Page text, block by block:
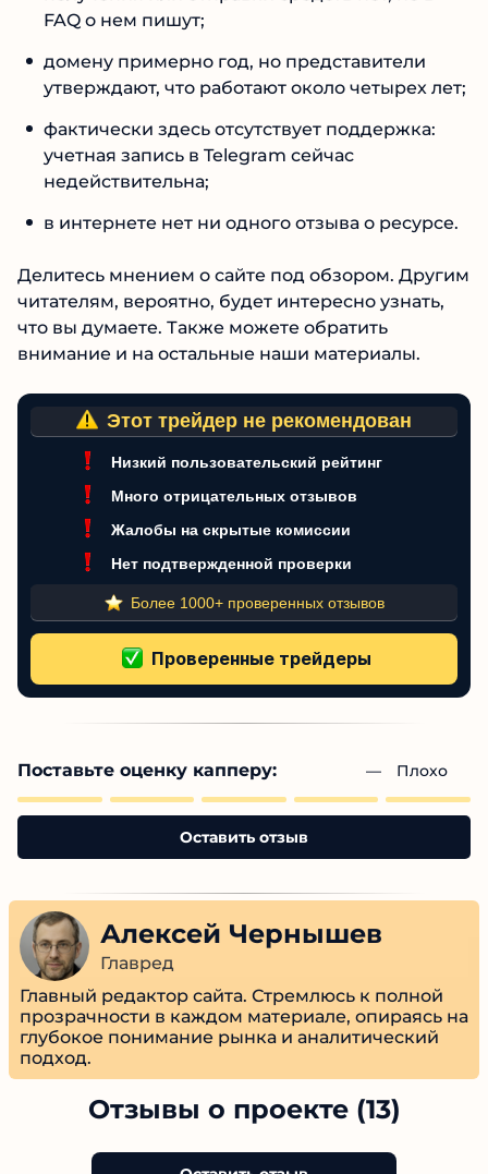
домену примерно год, но представители
лет;
учетная запись в Telegram сейчас
недействительна;
ресурсе.
Делитесь мнением о сайте под обзором.
Другим читателям, вероятно, будет интересно
узнать, что вы думаете. Также можете
обратить внимание и на остальные наши
материалы.
Этот трейдер не рекомендован
Низкий пользовательский рейтинг
Много отрицательных отзывов
Жалобы на скрытые комиссии
Нет подтвержденной проверки
Поставьте оценку капперу:
Алексей Чернышев
Главред
Главный редактор сайта. Стремлюсь к полной
прозрачности в каждом материале, опираясь
на глубокое понимание рынка и
аналитический подход.
Отзывы о проекте (13)